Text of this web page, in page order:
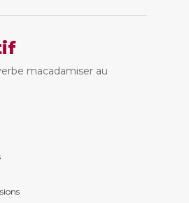
macadamiser au
ions